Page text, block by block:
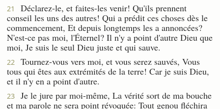
21
Déclarez-le, et faites-les venir! Qu'ils prennent
conseil les uns des autres! Qui a prédit ces choses dès le
commencement, Et depuis longtemps les a annoncées?
N'est-ce pas moi, l'Éternel? Il n'y a point d'autre Dieu que
moi, Je suis le seul Dieu juste et qui sauve.
22
Tournez-vous vers moi, et vous serez sauvés, Vous
tous qui êtes aux extrémités de la terre! Car je suis Dieu,
et il n'y en a point d'autre.
23
Je le jure par moi-même, La vérité sort de ma bouche
et ma parole ne sera point révoquée: Tout genou fléchira